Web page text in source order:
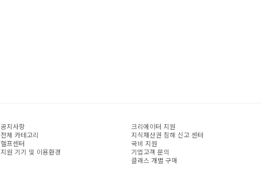
공지사항
전체 카테고리
헬프센터
지원 기기 및 이용환경
크리에이터 지원
지식재산권 침해 신고 센터
국비 지원
기업고객 문의
클래스 개별 구매